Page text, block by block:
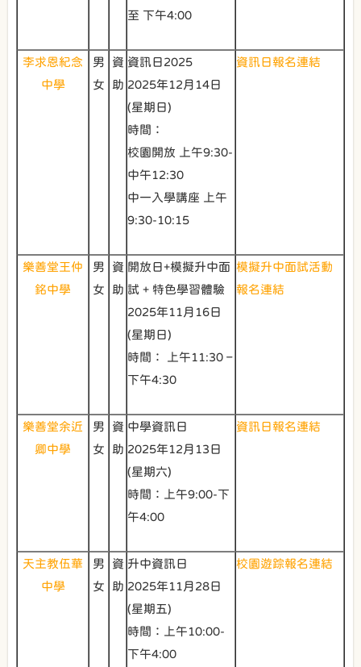
至 下午4:00
李求恩紀念
中學
男
女
資
助
資訊日2025
2025年12月14日
(星期日)
時間：
校園開放 上午9:30-
中午12:30
中一入學講座 上午
9:30-10:15
資訊日報名連結
樂善堂王仲
銘中學
男
女
資
助
開放日+模擬升中面
試 + 特色學習體驗
2025年11月16日
(星期日)
時間： 上午11:30 –
下午4:30
模擬升中面試活動
報名連結
樂善堂余近
卿中學
男
女
資
助
中學資訊日
2025年12月13日
(星期六)
時間：上午9:00-下
午4:00
資訊日報名連結
天主教伍華
中學
男
女
資
助
升中資訊日
2025年11月28日
(星期五)
時間：上午10:00-
下午4:00
校園遊踪報名連結